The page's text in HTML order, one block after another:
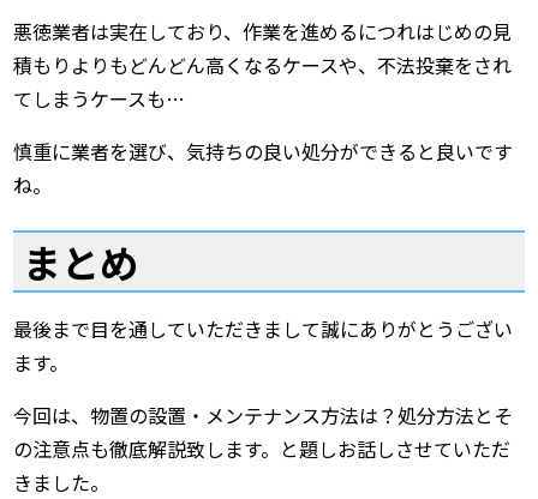
悪徳業者は実在しており、作業を進めるにつれはじめの見
積もりよりもどんどん高くなるケースや、不法投棄をされ
てしまうケースも…
慎重に業者を選び、気持ちの良い処分ができると良いです
ね。
まとめ
最後まで目を通していただきまして誠にありがとうござい
ます。
今回は、物置の設置・メンテナンス方法は？処分方法とそ
の注意点も徹底解説致します。と題しお話しさせていただ
きました。